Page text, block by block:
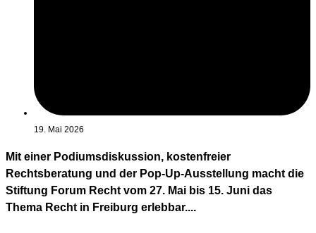
19. Mai 2026
Mit einer Podiumsdiskussion, kostenfreier
Rechtsberatung und der Pop-Up-Ausstellung macht die
Stiftung Forum Recht vom 27. Mai bis 15. Juni das
Thema Recht in Freiburg erlebbar....